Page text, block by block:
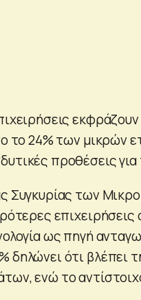
το 24% των μικρών
προθέσεις για
Συγκυρίας των
επιχειρήσεις
ως πηγή
ότι βλέπει
ενώ το